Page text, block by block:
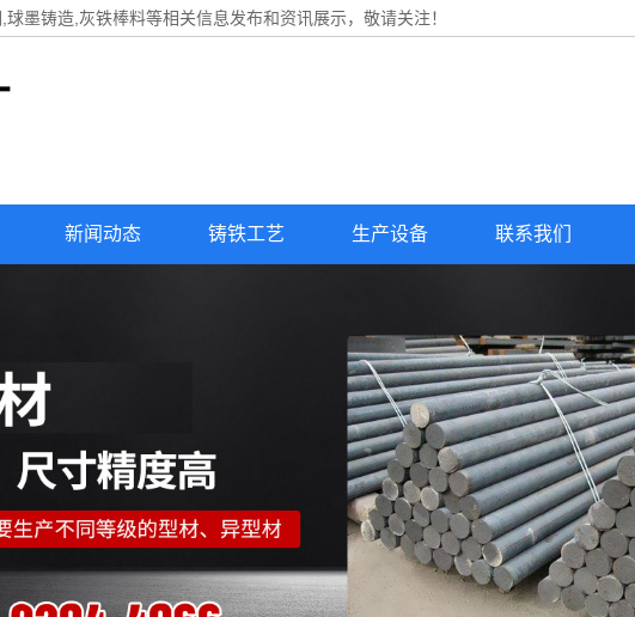
,球墨铸造,灰铁棒料等相关信息发布和资讯展示，敬请关注！
新闻动态 铸铁工艺 生产设备 联系我们